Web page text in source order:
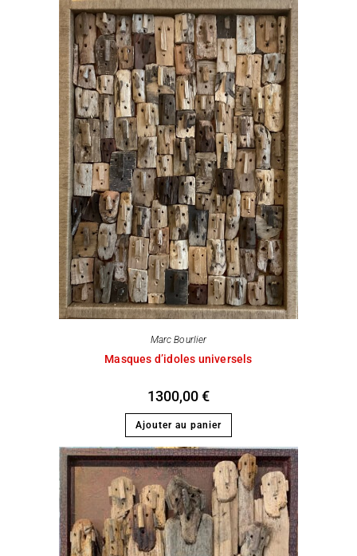
Marc Bourlier
Masques d’idoles universels
1300,00€
Ajouter au panier